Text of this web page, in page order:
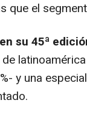
que el
su 45ª
y una